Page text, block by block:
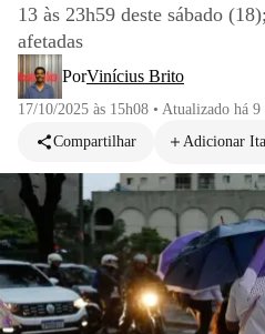
13 às 23h59 deste sábado
afetadas
PorVinícius Brito
17/10/2025 às 15h08 • Atualizado há 9
Compartilhar
Adicionar